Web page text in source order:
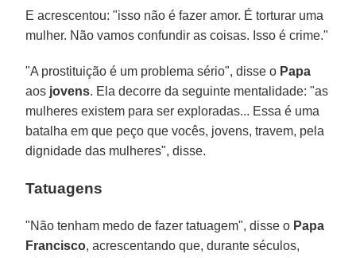
E acrescentou: "isso não é fazer amor. É torturar uma
mulher. Não vamos confundir as coisas. Isso é crime."
"A prostituição é um problema sério", disse o Papa
aos jovens. Ela decorre da seguinte mentalidade: "as
mulheres existem para ser exploradas... Essa é uma
batalha em que peço que vocês, jovens, travem, pela
dignidade das mulheres", disse.
Tatuagens
"Não tenham medo de fazer tatuagem", disse o Papa
Francisco, acrescentando que, durante séculos,